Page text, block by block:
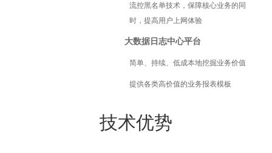
流控黑名单技术，保障核心业务的同
时，提高用户上网体验
大数据日志中心平台
简单、持续、低成本地挖掘业务价值
提供各类高价值的业务报表模板
技术优势